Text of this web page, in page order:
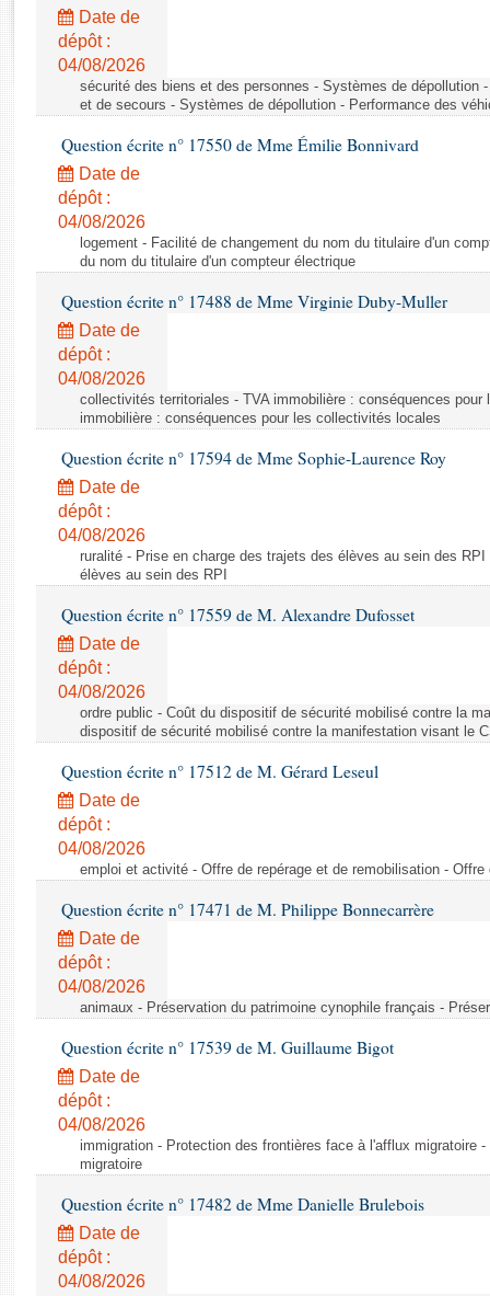
Rapports législatifs
Rapports sur l'application des lois
Baromètre de l’application des lois
Dossiers législatifs
Budget et sécurité sociale
Questions écrites et orales
Comptes rendus des débats
Date de
dépôt :
04/08/2026
sécurité des biens et des personnes - Systèmes de dépollution
et de secours - Systèmes de dépollution - Performance des
Question écrite n° 17550 de Mme Émilie Bonnivard
Date de
dépôt :
04/08/2026
logement - Facilité de changement du nom du titulaire d'un
du nom du titulaire d'un compteur électrique
Question écrite n° 17488 de Mme Virginie Duby-Muller
Date de
dépôt :
04/08/2026
collectivités territoriales - TVA immobilière : conséquences
immobilière : conséquences pour les collectivités locales
Question écrite n° 17594 de Mme Sophie-Laurence Roy
Date de
dépôt :
04/08/2026
ruralité - Prise en charge des trajets des élèves au sein des
élèves au sein des RPI
Question écrite n° 17559 de M. Alexandre Dufosset
Date de
dépôt :
04/08/2026
ordre public - Coût du dispositif de sécurité mobilisé contre la
dispositif de sécurité mobilisé contre la manifestation visant le
Question écrite n° 17512 de M. Gérard Leseul
Date de
dépôt :
04/08/2026
emploi et activité - Offre de repérage et de remobilisation -
Question écrite n° 17471 de M. Philippe Bonnecarrère
Date de
dépôt :
04/08/2026
animaux - Préservation du patrimoine cynophile français -
Question écrite n° 17539 de M. Guillaume Bigot
Date de
dépôt :
04/08/2026
immigration - Protection des frontières face à l'afflux migratoire
migratoire
Question écrite n° 17482 de Mme Danielle Brulebois
Date de
dépôt :
04/08/2026